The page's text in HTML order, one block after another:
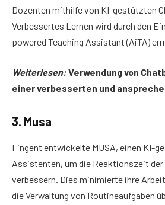
Dozenten mithilfe von KI-gestützten
Verbessertes Lernen wird durch den
powered Teaching Assistant (AiTA)
Weiterlesen:Verwendung von
einer verbesserten und
3. Musa
Fingent entwickelte MUSA, einen KI-
Assistenten, um die Reaktionszeit der
verbessern. Dies minimierte ihre
die Verwaltung von Routineaufgaben